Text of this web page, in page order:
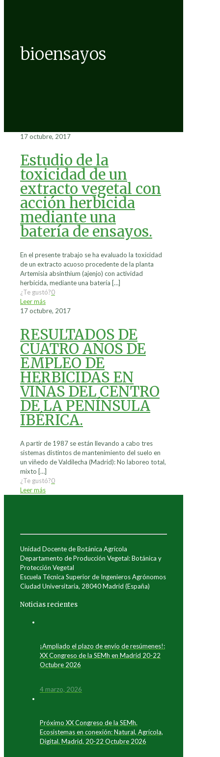
bioensayos
17 octubre, 2017
Estudio de la
toxicidad de un
extracto vegetal con
acción herbicida
mediante una
batería de ensayos.
En el presente trabajo se ha evaluado la toxicidad
de un extracto acuoso procedente de la planta
Artemisia absinthium (ajenjo) con actividad
herbicida, mediante una batería […]
¿Te gustó?0
Leer más
17 octubre, 2017
RESULTADOS DE
CUATRO AÑOS DE
EMPLEO DE
HERBICIDAS EN
VIÑAS DEL CENTRO
DE LA PENÍNSULA
IBÉRICA.
A partir de 1987 se están llevando a cabo tres
sistemas distintos de mantenimiento del suelo en
un viñedo de Valdilecha (Madrid): No laboreo total,
mixto […]
¿Te gustó?0
Leer más
Unidad Docente de Botánica Agrícola
Departamento de Producción Vegetal: Botánica y
Protección Vegetal
Escuela Técnica Superior de Ingenieros Agrónomos
Ciudad Universitaria, 28040 Madrid (España)
Noticias recientes
¡Ampliado el plazo de envío de resúmenes!:
XX Congreso de la SEMh en Madrid 20-22
Octubre 2026
4 marzo, 2026
Próximo XX Congreso de la SEMh.
Ecosistemas en conexión: Natural, Agrícola,
Digital. Madrid, 20-22 Octubre 2026